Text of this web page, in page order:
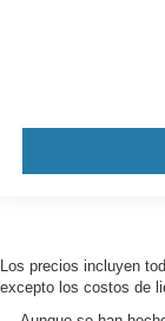
Los precios incluyen
excepto los costos de